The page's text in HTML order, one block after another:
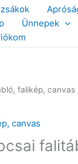
Ünnepek
falikép, canvas
canvas